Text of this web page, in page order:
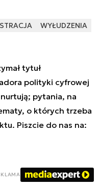
WYŁUDZENIA
tytuł
polityki cyfrowej
pytania, na
o których trzeba
Piszcie do nas na: